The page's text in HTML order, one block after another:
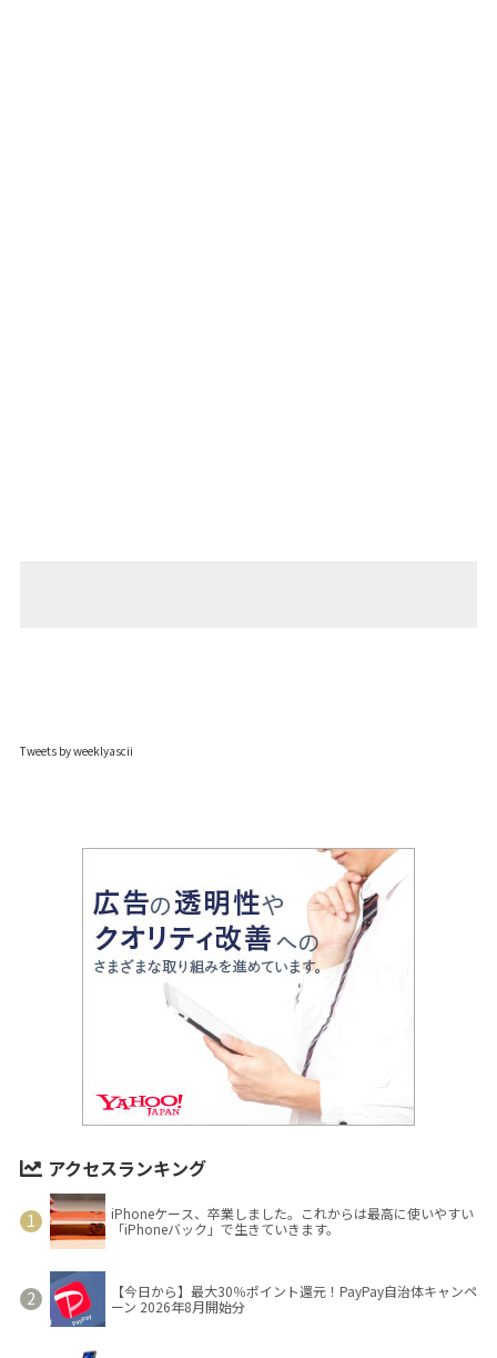
Tweets by weeklyascii
アクセスランキング
iPhoneケース、卒業しました。これからは最高に使いやすい
「iPhoneバック」で生きていきます。
【今日から】最大30％ポイント還元！PayPay自治体キャンペ
ーン 2026年8月開始分